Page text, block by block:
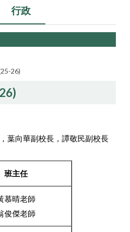
行政
26)
葉向華副校長，譚敬民副校長
班主任
慕晴老師
俊傑老師